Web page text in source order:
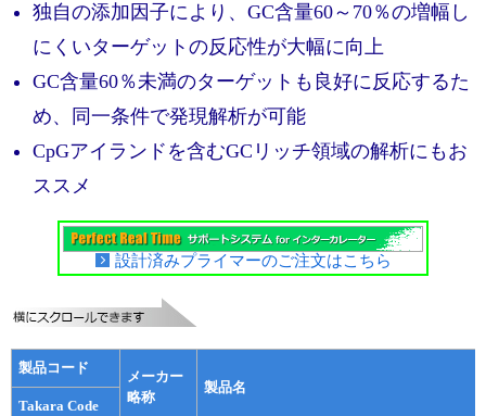
機器ソフトウェア・ベクター配列ダウンロード
ラーニングセンター
実験ガイド
リアルタイムPCR実験ガイド
NGSポータルサイト
幹細胞・再生医療研究ガイド
クローニング実験ガイド
細胞選択ガイド
独自の添加因子により、GC含量60～70％の増幅し
にくいターゲットの反応性が大幅に向上
GC含量60％未満のターゲットも良好に反応するた
め、同一条件で発現解析が可能
CpGアイランドを含むGCリッチ領域の解析にもお
ススメ
設計済みプライマーのご注文はこちら
製品コード
メーカー
略称
製品名
Takara Code